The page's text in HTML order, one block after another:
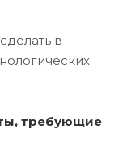
в
требующие